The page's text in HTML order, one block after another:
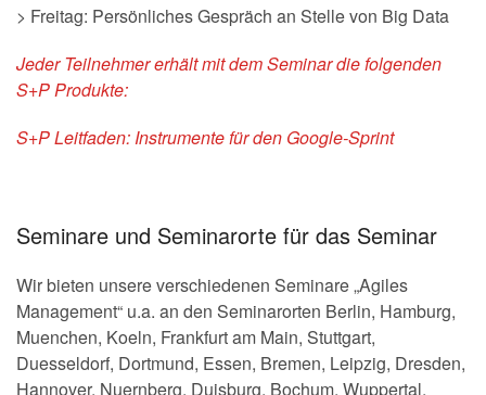
> Freitag: Persönliches Gespräch an Stelle von Big Data
Jeder Teilnehmer erhält mit dem Seminar die folgenden
S+P Produkte:
S+P Leitfaden: Instrumente für den Google-Sprint
Seminare und Seminarorte für das Seminar
Wir bieten unsere verschiedenen Seminare „Agiles
Management“ u.a. an den Seminarorten Berlin, Hamburg,
Muenchen, Koeln, Frankfurt am Main, Stuttgart,
Duesseldorf, Dortmund, Essen, Bremen, Leipzig, Dresden,
Hannover, Nuernberg, Duisburg, Bochum, Wuppertal,